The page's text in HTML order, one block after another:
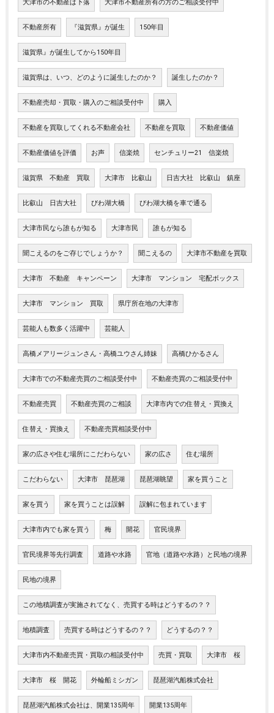
大津市の不動産は下落 大津市不動産所有の方のご相談受付中
不動産所有 『滋賀県』が誕生 150年目
滋賀県』が誕生してから150年目
滋賀県は、いつ、どのように誕生したのか？ 誕生したのか？
不動産売却・買取・購入のご相談受付中 購入
不動産を買取してくれる不動産会社 不動産を買取 不動産価値
不動産価値を評価 お声 信楽焼 センチュリー21 信楽焼
滋賀県 不動産 買取 大津市 比叡山 日吉大社 比叡山 鎮座
比叡山 日吉大社 びわ湖大橋 びわ湖大橋を車で通る
大津市民なら誰もが知る 大津市民 誰もが知る
聞こえるのをご存じでしょうか？ 聞こえるの 大津市不動産を買取
大津市 不動産 キャンペーン 大津市 マンション 宅配ボックス
大津市 マンション 買取 県庁所在地の大津市
芸能人も数多く活躍中 芸能人
高橋メアリージュンさん・高橋ユウさん姉妹 高橋ひかるさん
大津市での不動産売買のご相談受付中 不動産売買のご相談受付中
不動産売買 不動産売買のご相談 大津市内での住替え・買換え
住替え・買換え 不動産売買相談受付中
家の広さや住む場所にこだわらない 家の広さ 住む場所
こだわらない 大津市 琵琶湖 琵琶湖眺望 家を買うこと
家を買う 家を買うことは誤解 誤解に包まれています
大津市内でも家を買う 梅 開花 官民境界
官民境界等先行調査 道路や水路 官地（道路や水路）と民地の境界
民地の境界
この地積調査が実施されてなく、売買する時はどうするの？？
地積調査 売買する時はどうするの？？ どうするの？？
大津市内不動産売買・買取の相談受付中 売買・買取 大津市 桜
大津市 桜 開花 外輪船ミシガン 琵琶湖汽船株式会社
琵琶湖汽船株式会社は、開業135周年 開業135周年